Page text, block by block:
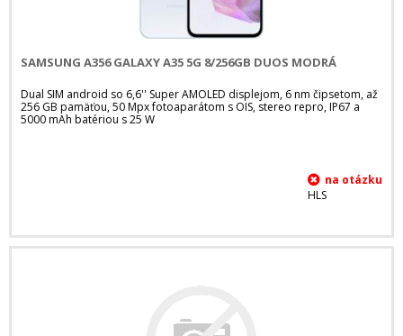
SAMSUNG A356 GALAXY A35 5G 8/256GB DUOS MODRÁ
Dual SIM android so 6,6'' Super AMOLED displejom, 6 nm čipsetom, až
256 GB pamäťou, 50 Mpx fotoaparátom s OIS, stereo repro, IP67 a
5000 mAh batériou s 25 W
HLS